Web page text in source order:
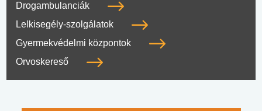
Drogambulanciák
Lelkisegély-szolgálatok
Gyermekvédelmi központok
Orvoskereső